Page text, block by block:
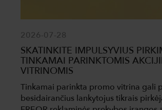
2026-07-28
SKATINKITE IMPULSYVIUS
TINKAMAI PARINKTOMIS
VITRINOMIS
Tinkamai parinkta promo vitrina gali
besidairančius lankytojus tikrais